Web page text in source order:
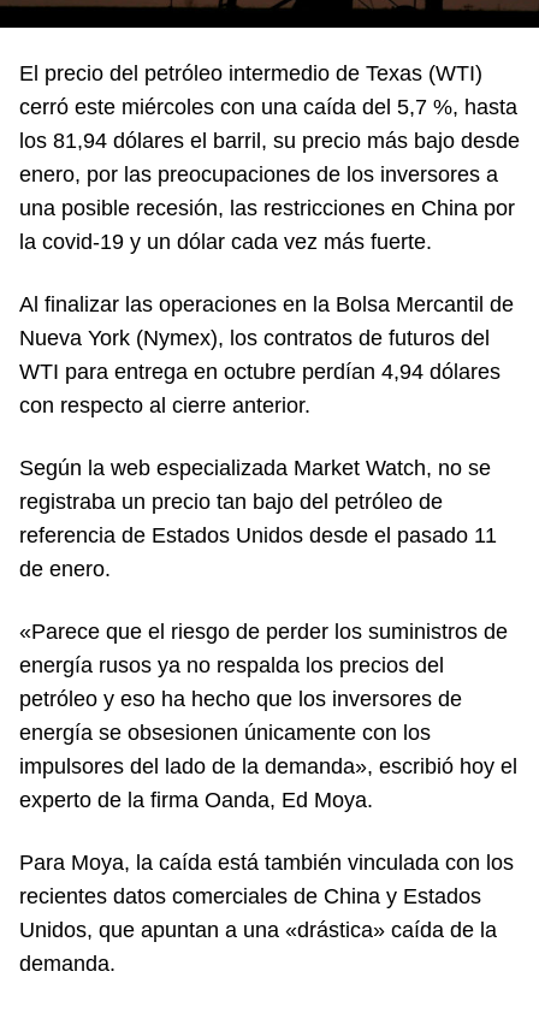
El precio del petróleo intermedio de Texas (WTI)
cerró este miércoles con una caída del 5,7 %, hasta
los 81,94 dólares el barril, su precio más bajo desde
enero, por las preocupaciones de los inversores a
una posible recesión, las restricciones en China por
la covid-19 y un dólar cada vez más fuerte.
Al finalizar las operaciones en la Bolsa Mercantil de
Nueva York (Nymex), los contratos de futuros del
WTI para entrega en octubre perdían 4,94 dólares
con respecto al cierre anterior.
Según la web especializada Market Watch, no se
registraba un precio tan bajo del petróleo de
referencia de Estados Unidos desde el pasado 11
de enero.
«Parece que el riesgo de perder los suministros de
energía rusos ya no respalda los precios del
petróleo y eso ha hecho que los inversores de
energía se obsesionen únicamente con los
impulsores del lado de la demanda», escribió hoy el
experto de la firma Oanda, Ed Moya.
Para Moya, la caída está también vinculada con los
recientes datos comerciales de China y Estados
Unidos, que apuntan a una «drástica» caída de la
demanda.